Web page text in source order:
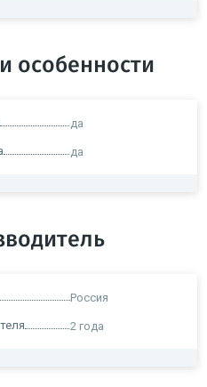
особенности
да
да
Россия
2 года